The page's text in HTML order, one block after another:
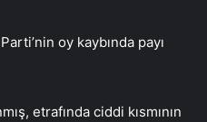
oy kaybında payı
etrafında ciddi kısmının